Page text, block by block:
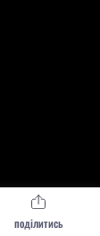
поділитись